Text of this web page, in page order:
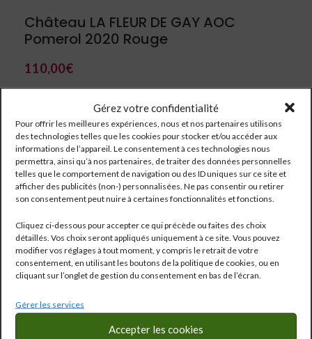
Gérez votre confidentialité
Pour offrir les meilleures expériences, nous et nos partenaires utilisons
des technologies telles que les cookies pour stocker et/ou accéder aux
informations de l’appareil. Le consentement à ces technologies nous
permettra, ainsi qu’à nos partenaires, de traiter des données personnelles
telles que le comportement de navigation ou des ID uniques sur ce site et
afficher des publicités (non-) personnalisées. Ne pas consentir ou retirer
son consentement peut nuire à certaines fonctionnalités et fonctions.
Cliquez ci-dessous pour accepter ce qui précède ou faites des choix
détaillés. Vos choix seront appliqués uniquement à ce site. Vous pouvez
modifier vos réglages à tout moment, y compris le retrait de votre
consentement, en utilisant les boutons de la politique de cookies, ou en
cliquant sur l’onglet de gestion du consentement en bas de l’écran.
Gérer les services
Accepter les cookies
Château LA FLEUR DE GAY AOC
Pomerol 2020 Rouge
110,00€
Réf:2762
Bordeaux